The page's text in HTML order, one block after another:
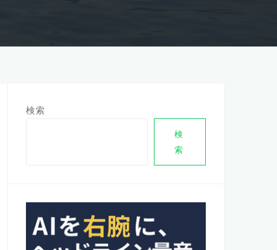
検索
検
索